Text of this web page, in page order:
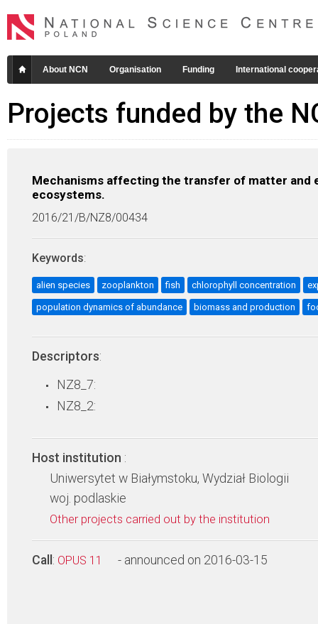
About NCN Organisation Funding International
Projects funded by the
Mechanisms affecting the transfer of matter
ecosystems.
2016/21/B/NZ8/00434
Keywords:
alien species zooplankton fish chlorophyll concentration
population dynamics of abundance biomass and production
Descriptors:
NZ8_7:
NZ8_2:
Host institution :
Uniwersytet w Białymstoku, Wydział Biologii
woj. podlaskie
Other projects carried out by the institution
Call : OPUS 11 - announced on 2016-03-15